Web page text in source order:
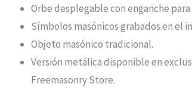
Orbe desplegable con enganche para
Símbolos masónicos grabados en el
Objeto masónico tradicional.
Versión metálica disponible en
Freemasonry Store.